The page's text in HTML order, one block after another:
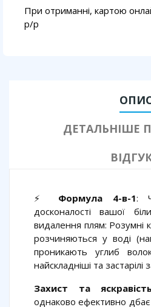
При отриманні, картою
p/p
ДЕТАЛЬНІШЕ
⚡ Формула 4-в-1:
досконалості вашої
видалення плям: Розумні
розчиняються у воді
проникають углиб
найскладніші та
Захист та
однаково ефективно дбає